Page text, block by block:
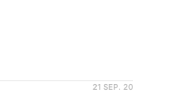
21 SEP. 20